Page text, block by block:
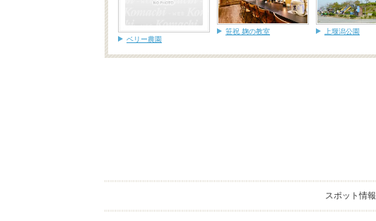
ベリー農園
笹祝 麹の教室 上堰潟公園
スポット情報